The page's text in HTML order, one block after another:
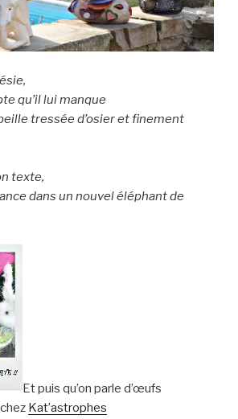
qu’il lui manque
tressée d’osier et finement
texte,
dans un nouvel éléphant de
Et puis qu’on parle d’œufs
Kat’astrophes